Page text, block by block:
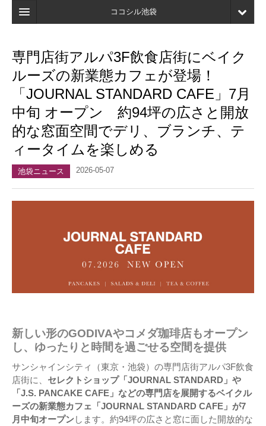
ココシル池袋
検索
店舗・施設最新情報
口コミ
マイページ
ブックマーク
専門店街アルパ3F飲食店街にベイク
ルーズの新業態カフェが登場！
「JOURNAL STANDARD CAFE」7月
中旬 オープン 約94坪の広さと開放
的な窓面空間でデリ、ブランチ、テ
ィータイムを楽しめる
池袋ニュース 2026-05-07
新しい形のGODIVAやコメダ珈琲店もオープン
し、ゆったりと時間を過ごせる空間を提供
サンシャインシティ（東京・池袋）の専門店街アルパ3F飲食
店街に、 セレクトショップ「JOURNAL STANDARD」や
「J.S. PANCAKE CAFE」などの専門店を展開するベイクル
ーズの新業態カフェ「JOURNAL STANDARD CAFE」が7
月中旬オープンします。約94坪の広さと窓に面した開放的な